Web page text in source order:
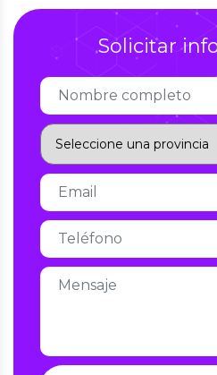
Solicitar